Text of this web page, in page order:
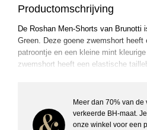
Productomschrijving
De Roshan Men-Shorts van Brunotti
Green. Deze goene zwemshort
patroontje en een kleine mint
zwemshort heeft een elastische
polyester. Eenmaal uit het water zal
weer droog is
Meer dan 70% van de
verkeerde BH-maat.
onze winkel voor een